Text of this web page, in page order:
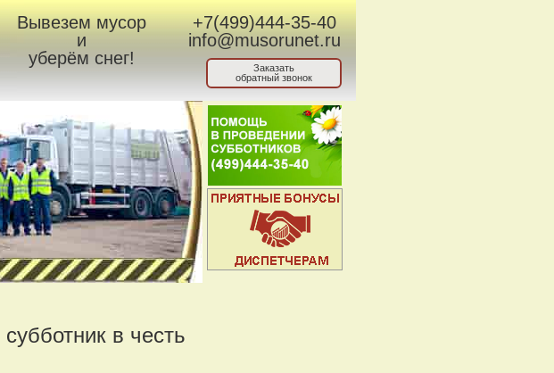
Вывезем мусор
и
уберём снег!
+7(499)444-35-40
info@musorunet.ru
Заказать
обратный звонок
в честь